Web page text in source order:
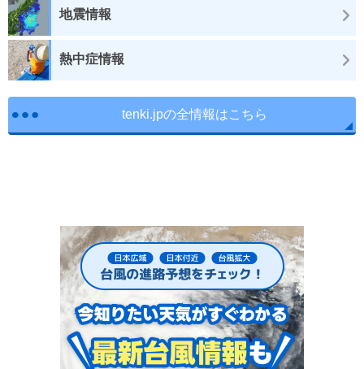
地震情報
熱中症情報
tenki.jpの全情報はこちら